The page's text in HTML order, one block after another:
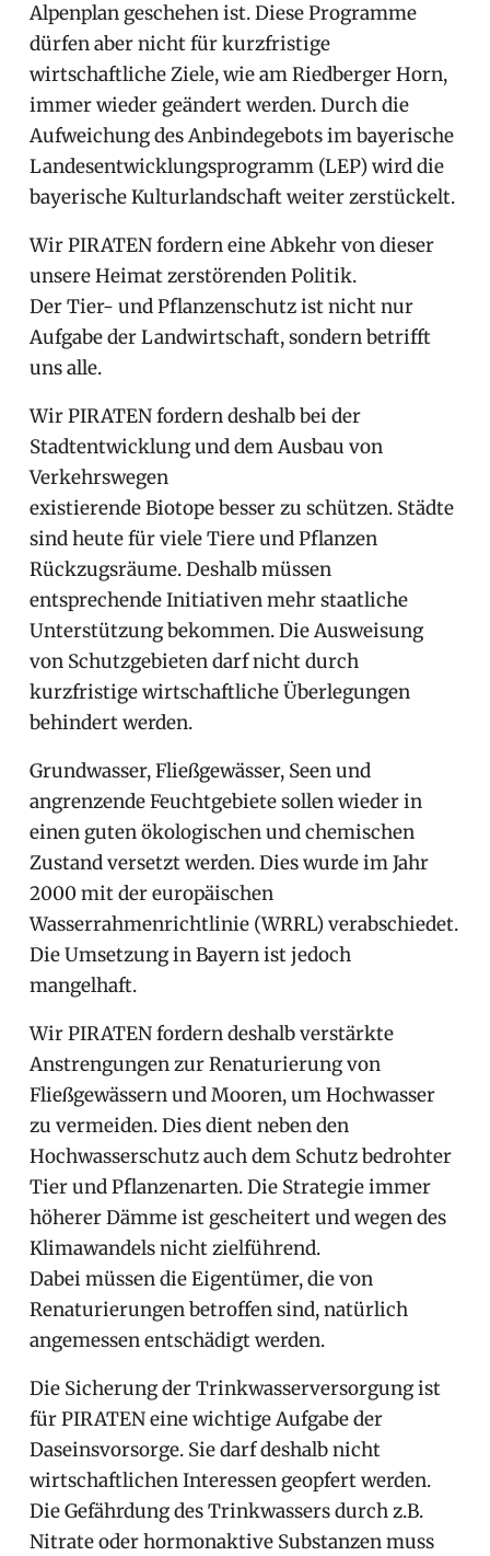
Alpenplan geschehen ist. Diese Programme
dürfen aber nicht für kurzfristige
wirtschaftliche Ziele, wie am Riedberger Horn,
immer wieder geändert werden. Durch die
Aufweichung des Anbindegebots im bayerische
Landesentwicklungsprogramm (LEP) wird die
bayerische Kulturlandschaft weiter zerstückelt.
Wir PIRATEN fordern eine Abkehr von dieser
unsere Heimat zerstörenden Politik.
Der Tier- und Pflanzenschutz ist nicht nur
Aufgabe der Landwirtschaft, sondern betrifft
uns alle.
Wir PIRATEN fordern deshalb bei der
Stadtentwicklung und dem Ausbau von
Verkehrswegen
existierende Biotope besser zu schützen. Städte
sind heute für viele Tiere und Pflanzen
Rückzugsräume. Deshalb müssen
entsprechende Initiativen mehr staatliche
Unterstützung bekommen. Die Ausweisung
von Schutzgebieten darf nicht durch
kurzfristige wirtschaftliche Überlegungen
behindert werden.
Grundwasser, Fließgewässer, Seen und
angrenzende Feuchtgebiete sollen wieder in
einen guten ökologischen und chemischen
Zustand versetzt werden. Dies wurde im Jahr
2000 mit der europäischen
Wasserrahmenrichtlinie (WRRL) verabschiedet.
Die Umsetzung in Bayern ist jedoch
mangelhaft.
Wir PIRATEN fordern deshalb verstärkte
Anstrengungen zur Renaturierung von
Fließgewässern und Mooren, um Hochwasser
zu vermeiden. Dies dient neben den
Hochwasserschutz auch dem Schutz bedrohter
Tier und Pflanzenarten. Die Strategie immer
höherer Dämme ist gescheitert und wegen des
Klimawandels nicht zielführend.
Dabei müssen die Eigentümer, die von
Renaturierungen betroffen sind, natürlich
angemessen entschädigt werden.
Die Sicherung der Trinkwasserversorgung ist
für PIRATEN eine wichtige Aufgabe der
Daseinsvorsorge. Sie darf deshalb nicht
wirtschaftlichen Interessen geopfert werden.
Die Gefährdung des Trinkwassers durch z.B.
Nitrate oder hormonaktive Substanzen muss